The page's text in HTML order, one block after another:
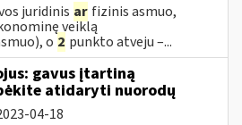
juridinis ar fizinis asmuo,
veiklą
o 2 punkto atveju –...
gavus įtartiną
atidaryti nuorodų
04-18